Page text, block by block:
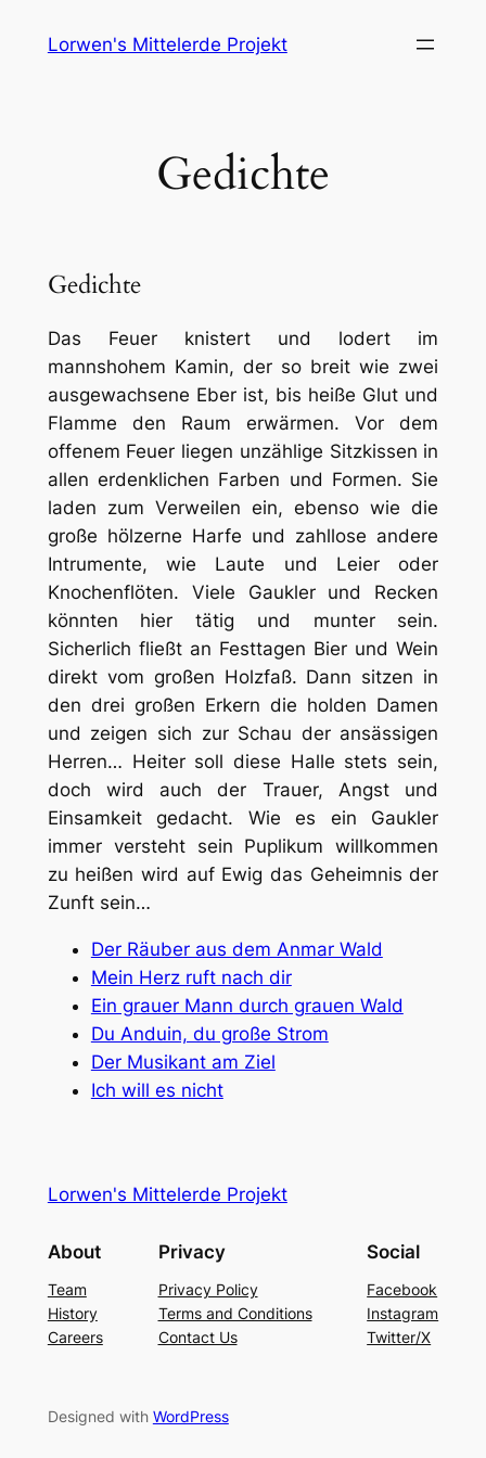
Lorwen's Mittelerde Projekt
Gedichte
Gedichte
Das Feuer knistert und lodert im
mannshohem Kamin, der so breit wie zwei
ausgewachsene Eber ist, bis heiße Glut und
Flamme den Raum erwärmen. Vor dem
offenem Feuer liegen unzählige Sitzkissen in
allen erdenklichen Farben und Formen. Sie
laden zum Verweilen ein, ebenso wie die
große hölzerne Harfe und zahllose andere
Intrumente, wie Laute und Leier oder
Knochenflöten. Viele Gaukler und Recken
könnten hier tätig und munter sein.
Sicherlich fließt an Festtagen Bier und Wein
direkt vom großen Holzfaß. Dann sitzen in
den drei großen Erkern die holden Damen
und zeigen sich zur Schau der ansässigen
Herren… Heiter soll diese Halle stets sein,
doch wird auch der Trauer, Angst und
Einsamkeit gedacht. Wie es ein Gaukler
immer versteht sein Puplikum willkommen
zu heißen wird auf Ewig das Geheimnis der
Zunft sein…
Der Räuber aus dem Anmar Wald
Mein Herz ruft nach dir
Ein grauer Mann durch grauen Wald
Du Anduin, du große Strom
Der Musikant am Ziel
Ich will es nicht
Lorwen's Mittelerde Projekt
About
Team
History
Careers
Privacy
Privacy Policy
Terms and Conditions
Contact Us
Social
Facebook
Instagram
Twitter/X
Designed with WordPress